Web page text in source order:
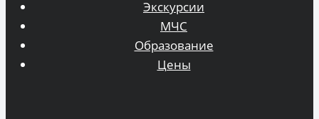
Экскурсии
МЧС
Образование
Цены